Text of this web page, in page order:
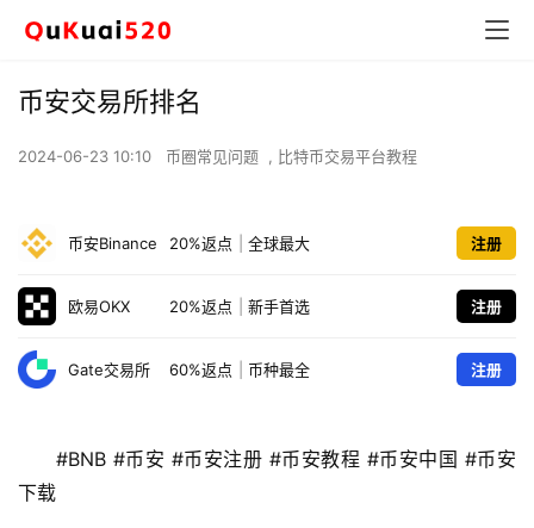
币安交易所排名
2024-06-23 10:10 币圈常见问题 , 比特币交易平台教程
币安Binance 20%返点 全球最大 注册
欧易OKX 20%返点 新手首选 注册
Gate交易所 60%返点 币种最全 注册
#BNB #币安 #币安注册 #币安教程 #币安中国 #币安
下载